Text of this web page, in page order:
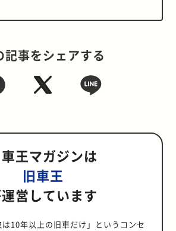
記事をシェアする
王マガジンは
旧車王
営しています
10年以上の旧車だけ」というコンセ